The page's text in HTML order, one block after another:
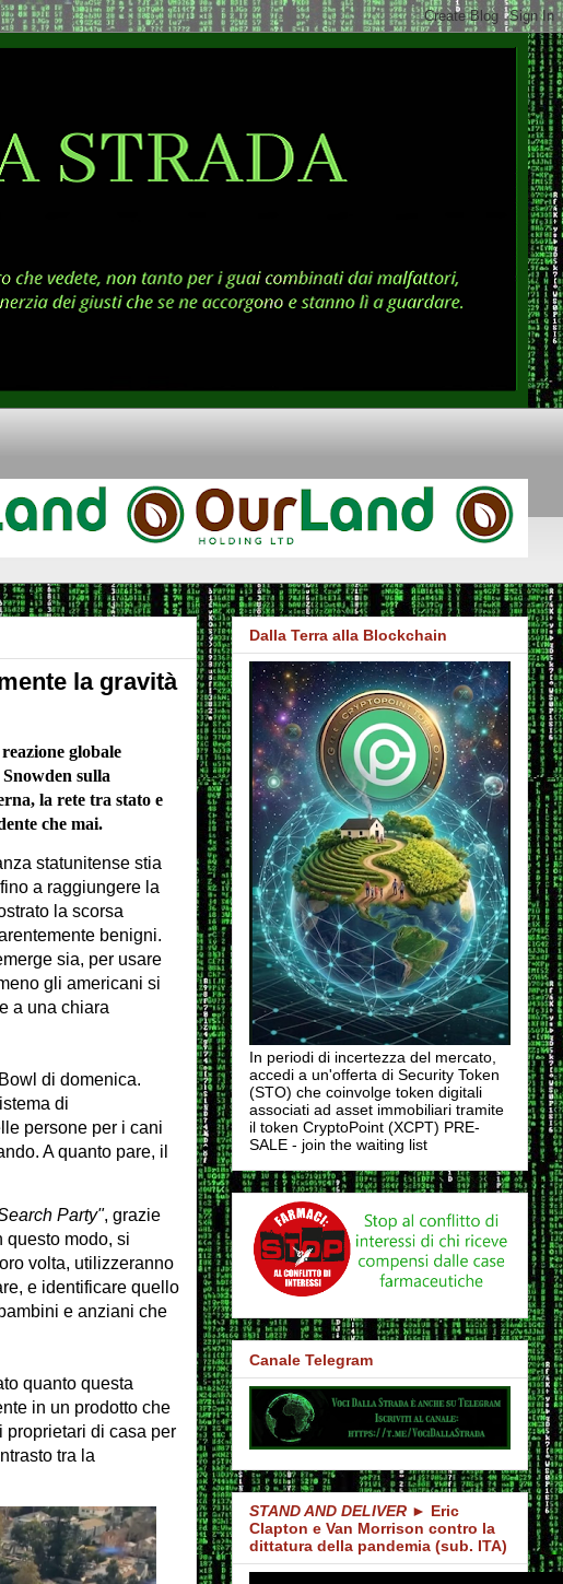
la gravità
globale
sulla
la rete tra stato e
che mai.
statunitense stia
a raggiungere la
la scorsa
benigni.
sia, per usare
gli americani si
a una chiara
di domenica.
di
persone per i cani
A quanto pare, il
Party", grazie
questo modo, si
volta, utilizzeranno
e identificare quello
e anziani che
quanto questa
in un prodotto che
proprietari di casa per
tra la
Dalla Terra alla Blockchain
In periodi di incertezza del mercato,
accedi a un'offerta di Security Token
(STO) che coinvolge token digitali
associati ad asset immobiliari tramite
il token CryptoPoint (XCPT) PRE-
SALE - join the waiting list
Canale Telegram
STAND AND DELIVER► Eric
Clapton e Van Morrison contro la
dittatura della pandemia (sub. ITA)